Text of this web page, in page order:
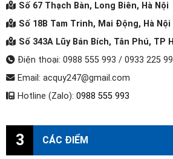
Số 67 Thạch Bàn, Long Biên, Hà Nội
Số 18B Tam Trinh, Mai Động, Hà Nội
Số 343A Lũy Bán Bích, Tân Phú, TP
Điện thoại: 0988 555 993 / 0933 225
Email: acquy247@gmail.com
Hotline (Zalo): 0988 555 993
3 CÁC ĐIỂM